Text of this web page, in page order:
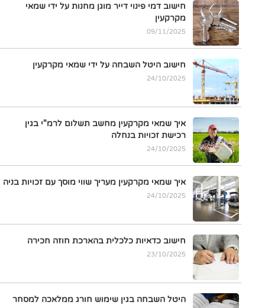
חישוב דמי פינוי דייר מוגן מחנות על ידי שמאי
מקרקעין
09/11/2025
חישוב היטל השבחה על ידי שמאי מקרקעין
24/10/2025
איך שמאי מקרקעין מחשב תשלום לרמ"י בגין
רכישת זכויות בנחלה
24/10/2025
איך שמאי מקרקעין מעריך שווי מוסך עם זכויות בניה
24/10/2025
חישוב כדאיות כלכלית בהארכת חוזה חכירה
23/10/2025
היטל השבחה בגין שימוש חורג ממלאכה למסחר